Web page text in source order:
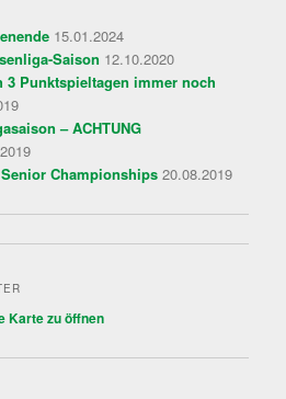
15.01.2024
Saison 12.10.2020
3 Punktspieltagen immer noch
– ACHTUNG
Championships 20.08.2019